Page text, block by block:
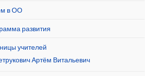
в ОО
развития
учителей
Артём Витальевич